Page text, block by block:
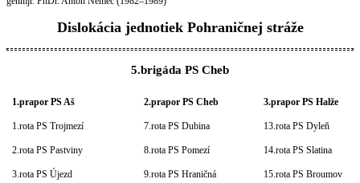
Dislokácia jednotiek Pohraničnej stráže
5.brigáda PS Cheb
1.prapor PS Aš 2.prapor PS Cheb 3.prapor PS Halže
1.rota PS Trojmezí 7.rota PS Dubina 13.rota PS Dyleň
2.rota PS Pastviny 8.rota PS Pomezí 14.rota PS Slatina
3.rota PS Újezd 9.rota PS Hraničná 15.rota PS Broumov